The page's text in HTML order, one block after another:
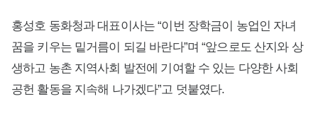
홍성호 동화청과 대표이사는 “이번 장학금이 농업인 자녀
꿈을 키우는 밑거름이 되길 바란다”며 “앞으로도 산지와 상
생하고 농촌 지역사회 발전에 기여할 수 있는 다양한 사회
공헌 활동을 지속해 나가겠다”고 덧붙였다.